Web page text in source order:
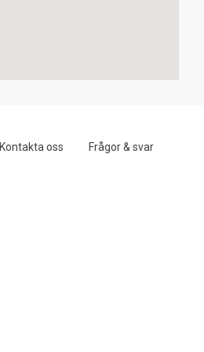
Kontakta oss Frågor & svar